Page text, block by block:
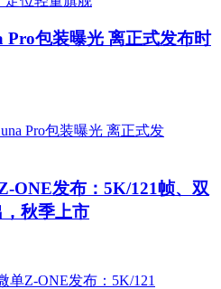
Pro包装曝光 离正式发布时
ONE发布：5K/121帧、双
秋季上市